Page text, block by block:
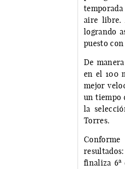
aire libre.
logrando
puesto
De
en el 100
mejor
un tiempo
la
Torres.
finaliza 6ª